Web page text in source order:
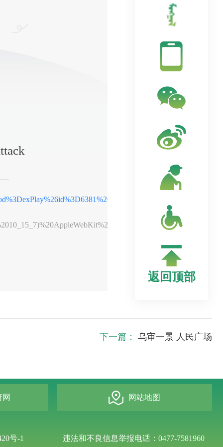
下一篇： 乌审一景 人民广场
网站地图
号-1 违法和不良信息举报电话：0477-7581960
返回顶部